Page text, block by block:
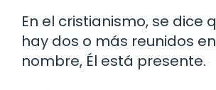
En el cristianismo, se dice
hay dos o más reunidos
nombre, Él está presente.